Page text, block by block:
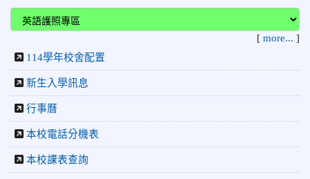
2026-06-10
榮譽
2026-06-09
榮譽
日盃籃球賽 榮獲季軍！
2026-06-09
榮譽
賀 本校游泳隊參加115年花蓮縣縣長盃分
齡游泳錦標賽榮獲佳績！
2026-06-02
榮譽
長盃」跆拳道錦標賽暨全國少年盃花蓮縣代表隊選拔賽 榮獲
[ more... ]
114學年校舍配置
新生入學訊息
行事曆
本校電話分機表
本校課表查詢